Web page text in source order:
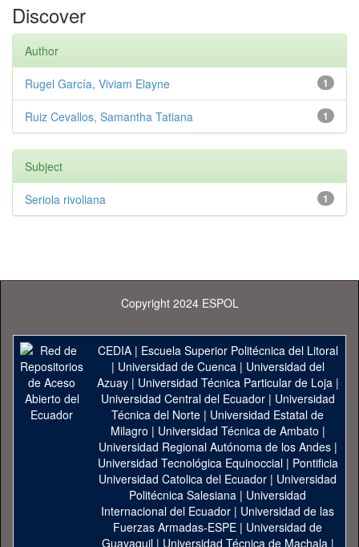
Discover
Author
1
Rugel García, Viviam Elayne
1
Ruiz Cevallos, Samantha Tatiana
Subject
1
Seriola rivoliana
Copyright 2024 ESPOL
CEDIA| Escuela Superior Politécnica del Litoral
| Universidad de Cuenca| Universidad del
Azuay| Universidad Técnica Particular de Loja|
Universidad Central del Ecuador| Universidad
Técnica del Norte | Universidad Estatal de
Milagro | Universidad Técnica de Ambato |
Universidad Regional Autónoma de los Andes|
Universidad Tecnológica Equinoccial| Pontificia
Universidad Catolica del Ecuador | Universidad
Politécnica Salesiana | Universidad
Internacional del Ecuador | Universidad de las
Fuerzas Armadas-ESPE | Universidad de
Guayaquil| Universidad Técnica de Machala |